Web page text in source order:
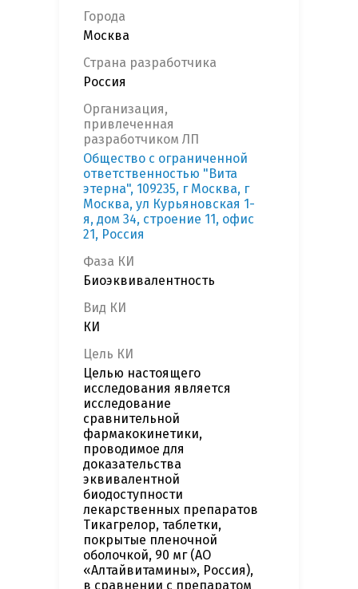
Города
Москва
Страна разработчика
Россия
Организация,
привлеченная
разработчиком ЛП
Общество с ограниченной
ответственностью "Вита
этерна", 109235, г Москва, г
Москва, ул Курьяновская 1-
я, дом 34, строение 11, офис
21, Россия
Фаза КИ
Биоэквивалентность
Вид КИ
КИ
Цель КИ
Целью настоящего
исследования является
исследование
сравнительной
фармакокинетики,
проводимое для
доказательства
эквивалентной
биодоступности
лекарственных препаратов
Тикагрелор, таблетки,
покрытые пленочной
оболочкой, 90 мг (АО
«Алтайвитамины», Россия),
в сравнении с препаратом